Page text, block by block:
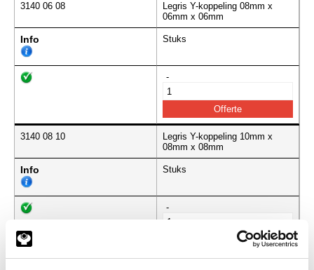
3140 06 08
Legris Y-koppeling 08mm x
06mm x 06mm
Info Stuks
-
3140 08 10
Legris Y-koppeling 10mm x
08mm x 08mm
Info Stuks
-